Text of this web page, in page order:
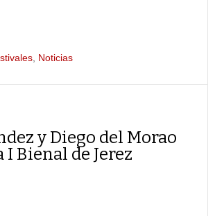
Noticias
y Diego del Morao
Bienal de Jerez